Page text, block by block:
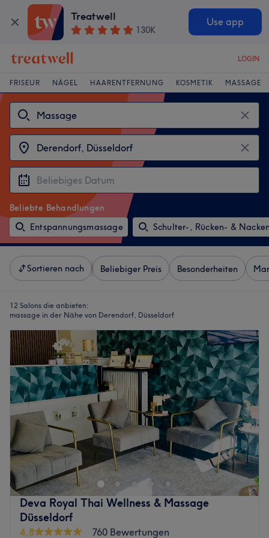
Treatwell
130K
Use app
LOGIN
FRISEUR NÄGEL HAARENTFERNUNG KOSMETIK MASSAGE
Beliebte Behandlungen
Entspannungsmassage
Schulter-, Rücken- &
Sortieren nach Beliebiger Preis Besonderheiten
12 Salons die anbieten:
massage in der Nähe von Derendorf, Düsseldorf
Deva Royal Thai Wellness & Massage
Düsseldorf
4,8
760 Bewertungen